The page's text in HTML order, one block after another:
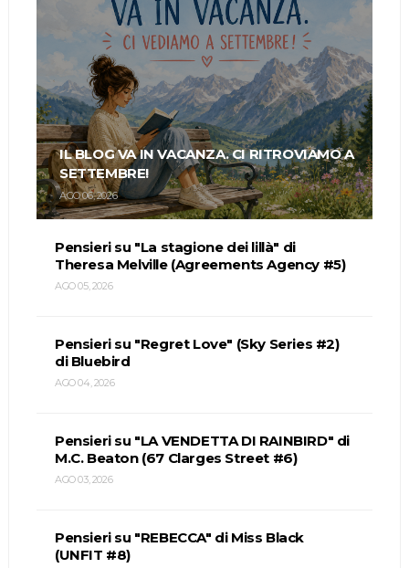
IL BLOG VA IN VACANZA. CI RITROVIAMO A
SETTEMBRE!
AGO 06, 2026
Pensieri su "La stagione dei lillà" di
Theresa Melville (Agreements Agency #5)
AGO 05, 2026
Pensieri su "Regret Love" (Sky Series #2)
di Bluebird
AGO 04, 2026
Pensieri su "LA VENDETTA DI RAINBIRD" di
M.C. Beaton (67 Clarges Street #6)
AGO 03, 2026
Pensieri su "REBECCA" di Miss Black
(UNFIT #8)